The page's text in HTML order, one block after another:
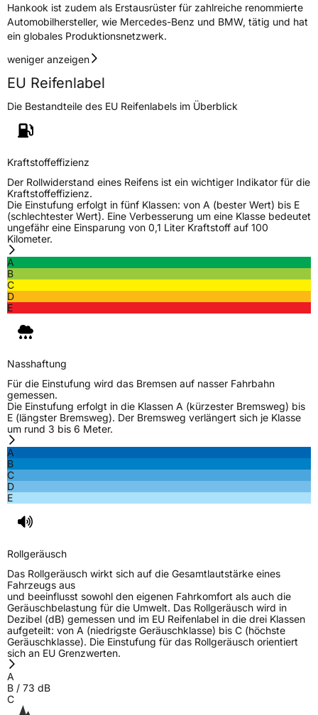
HerstellerkontaktHankook Tire Europe GmbH, Siemensstr. 14
D-63263 Neu-Isenburg Deutschland,
technik@hankookreifen.de
Hankook ist zudem als Erstausrüster für zahlreiche renommierte
Automobilhersteller, wie Mercedes-Benz und BMW, tätig und hat
ein globales Produktionsnetzwerk.
weniger anzeigen
EU Reifenlabel
Die Bestandteile des EU Reifenlabels im Überblick
Kraftstoffeffizienz
Der Rollwiderstand eines Reifens ist ein wichtiger Indikator für die
Kraftstoffeffizienz.
Die Einstufung erfolgt in fünf Klassen: von A (bester Wert) bis E
(schlechtester Wert). Eine Verbesserung um eine Klasse bedeutet
ungefähr eine Einsparung von 0,1 Liter Kraftstoff auf 100
Kilometer.
A
B
C
D
E
Nasshaftung
Für die Einstufung wird das Bremsen auf nasser Fahrbahn
gemessen.
Die Einstufung erfolgt in die Klassen A (kürzester Bremsweg) bis
E (längster Bremsweg). Der Bremsweg verlängert sich je Klasse
um rund 3 bis 6 Meter.
A
B
C
D
E
Rollgeräusch
Das Rollgeräusch wirkt sich auf die Gesamtlautstärke eines
Fahrzeugs aus
und beeinflusst sowohl den eigenen Fahrkomfort als auch die
Geräuschbelastung für die Umwelt. Das Rollgeräusch wird in
Dezibel (dB) gemessen und im EU Reifenlabel in die drei Klassen
aufgeteilt: von A (niedrigste Geräuschklasse) bis C (höchste
Geräuschklasse). Die Einstufung für das Rollgeräusch orientiert
sich an EU Grenzwerten.
A
B / 73 dB
C